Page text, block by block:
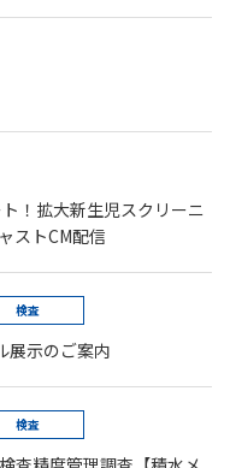
！拡大新生児スクリーニ
ストCM配信
検査
展示のご案内
検査